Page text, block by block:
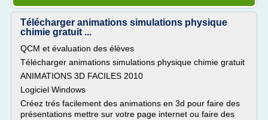
Télécharger animations simulations physique
chimie gratuit ...
QCM et évaluation des élèves
Télécharger animations simulations physique chimie gratuit
ANIMATIONS 3D FACILES 2010
Logiciel Windows
Créez trés facilement des animations en 3d pour faire des
présentations mettre sur votre page internet ou faire des